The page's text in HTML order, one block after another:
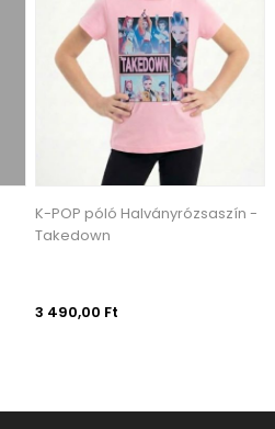
K-POP póló Halványrózsaszín -
Takedown
3 490,00 Ft